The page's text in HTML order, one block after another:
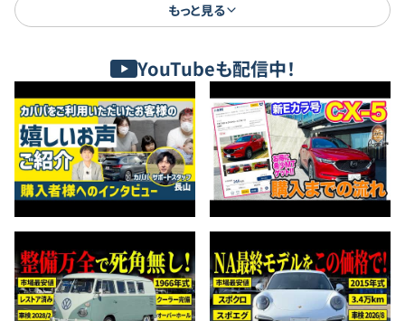
もっと見る
YouTubeも配信中！